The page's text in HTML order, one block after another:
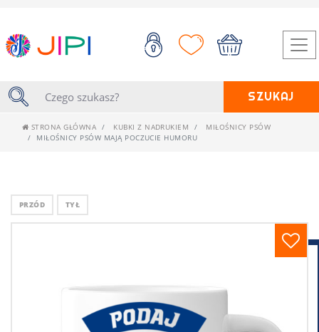
SZUKAJ
STRONA GŁÓWNA KUBKI Z NADRUKIEM
MIŁOŚNICY PSÓW
MIŁOŚNICY PSÓW MAJĄ POCZUCIE HUMORU
PRZÓD TYŁ